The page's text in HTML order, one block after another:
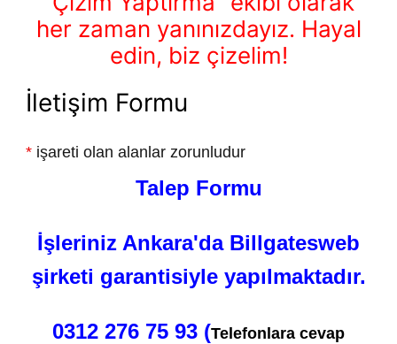
her zaman yanınızdayız. Hayal
edin, biz çizelim!
İletişim Formu
* işareti olan alanlar zorunludur
Talep Formu
İşleriniz Ankara'da Billgatesweb
şirketi garantisiyle yapılmaktadır.
0312 276 75 93 (Telefonlara cevap